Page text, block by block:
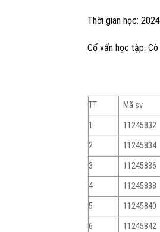
Thời gian học:
Cố vấn học tập:
TT Mã sv
1
11245832
2
11245834
3
11245836
4
11245838
5
11245840
6
11245842